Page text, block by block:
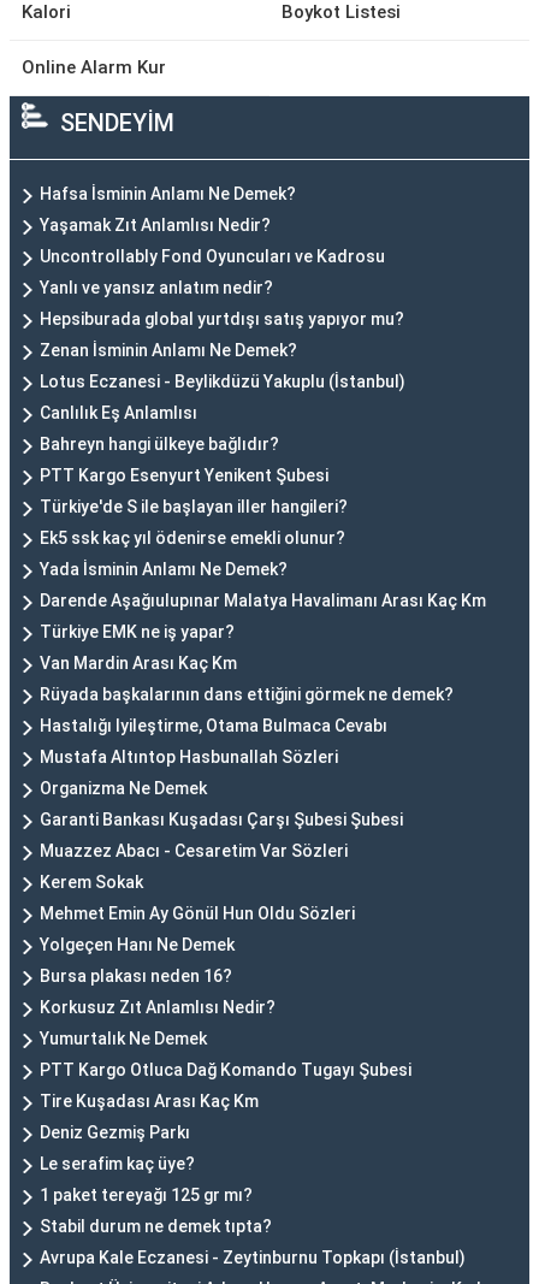
Kalori
Boykot Listesi
Online Alarm Kur
SENDEYİM
Hafsa İsminin Anlamı Ne Demek?
Yaşamak Zıt Anlamlısı Nedir?
Uncontrollably Fond Oyuncuları ve Kadrosu
Yanlı ve yansız anlatım nedir?
Hepsiburada global yurtdışı satış yapıyor mu?
Zenan İsminin Anlamı Ne Demek?
Lotus Eczanesi - Beylikdüzü Yakuplu (İstanbul)
Canlılık Eş Anlamlısı
Bahreyn hangi ülkeye bağlıdır?
PTT Kargo Esenyurt Yenikent Şubesi
Türkiye'de S ile başlayan iller hangileri?
Ek5 ssk kaç yıl ödenirse emekli olunur?
Yada İsminin Anlamı Ne Demek?
Darende Aşağıulupınar Malatya Havalimanı Arası Kaç Km
Türkiye EMK ne iş yapar?
Van Mardin Arası Kaç Km
Rüyada başkalarının dans ettiğini görmek ne demek?
Hastalığı Iyileştirme, Otama Bulmaca Cevabı
Mustafa Altıntop Hasbunallah Sözleri
Organizma Ne Demek
Garanti Bankası Kuşadası Çarşı Şubesi Şubesi
Muazzez Abacı - Cesaretim Var Sözleri
Kerem Sokak
Mehmet Emin Ay Gönül Hun Oldu Sözleri
Yolgeçen Hanı Ne Demek
Bursa plakası neden 16?
Korkusuz Zıt Anlamlısı Nedir?
Yumurtalık Ne Demek
PTT Kargo Otluca Dağ Komando Tugayı Şubesi
Tire Kuşadası Arası Kaç Km
Deniz Gezmiş Parkı
Le serafim kaç üye?
1 paket tereyağı 125 gr mı?
Stabil durum ne demek tıpta?
Avrupa Kale Eczanesi - Zeytinburnu Topkapı (İstanbul)